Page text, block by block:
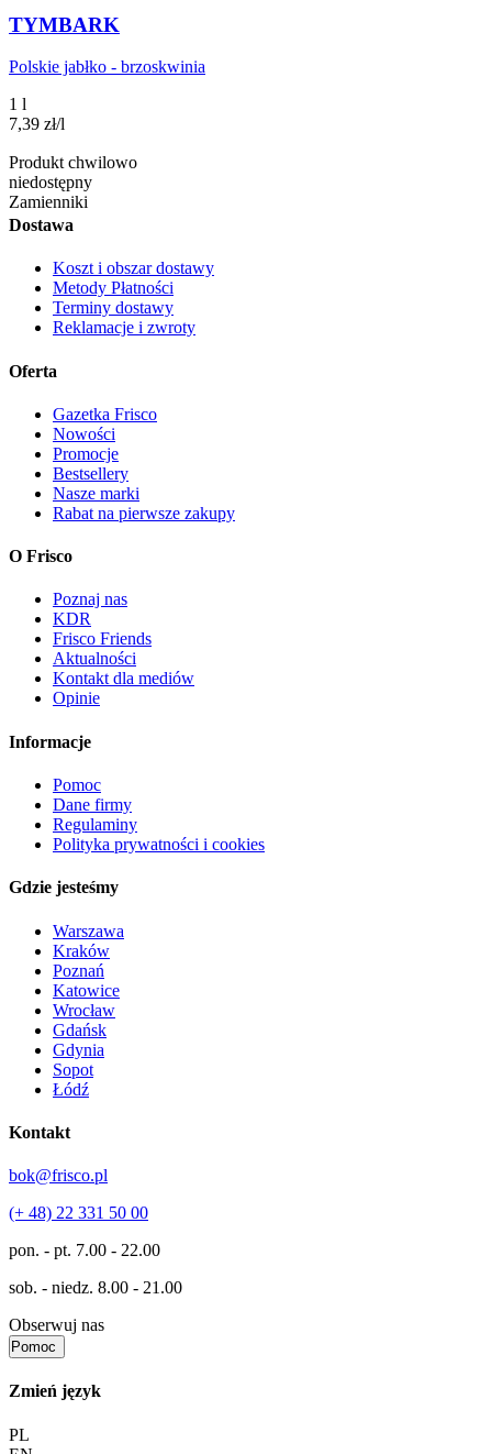
TYMBARK
Polskie jabłko - brzoskwinia
1 l
7,39 zł/l
Produkt chwilowo
niedostępny
Zamienniki
Dostawa
Koszt i obszar dostawy
Metody Płatności
Terminy dostawy
Reklamacje i zwroty
Oferta
Gazetka Frisco
Nowości
Promocje
Bestsellery
Nasze marki
Rabat na pierwsze zakupy
O Frisco
Poznaj nas
KDR
Frisco Friends
Aktualności
Kontakt dla mediów
Opinie
Informacje
Pomoc
Dane firmy
Regulaminy
Polityka prywatności i cookies
Gdzie jesteśmy
Warszawa
Kraków
Poznań
Katowice
Wrocław
Gdańsk
Gdynia
Sopot
Łódź
Kontakt
bok@frisco.pl
(+ 48) 22 331 50 00
pon. - pt. 7.00 - 22.00
sob. - niedz. 8.00 - 21.00
Obserwuj nas
Pomoc
Zmień język
PL